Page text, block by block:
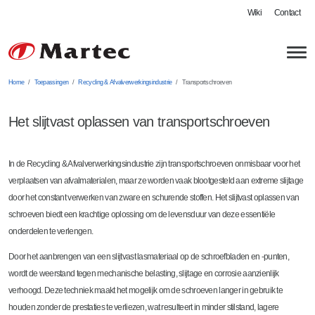
Wiki Contact
Slijtvaste oplossingen
Slijtvast coaten
Slijtvaste platen
Slijtvaste blokken
Recycling & Afvalverwerkingsindustrie
Mijnbouw & Grondstoffen
Bouw, Infra & Betonindustrie
Home Toepassingen Recycling & Afvalverwerkingsindustrie Transportschroeven
Het slijtvast oplassen van transportschroeven
In de Recycling & Afvalverwerkingsindustrie zijn transportschroeven onmisbaar voor het
verplaatsen van afvalmaterialen, maar ze worden vaak blootgesteld aan extreme slijtage
door het constant verwerken van zware en schurende stoffen. Het slijtvast oplassen van
schroeven biedt een krachtige oplossing om de levensduur van deze essentiële
onderdelen te verlengen.
Door het aanbrengen van een slijtvast lasmateriaal op de schroefbladen en -punten,
wordt de weerstand tegen mechanische belasting, slijtage en corrosie aanzienlijk
verhoogd. Deze techniek maakt het mogelijk om de schroeven langer in gebruik te
houden zonder de prestaties te verliezen, wat resulteert in minder stilstand, lagere